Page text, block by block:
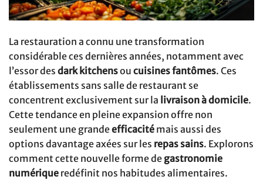
La restauration a connu une transformation
considérable ces dernières années, notamment avec
l’essor des dark kitchensou cuisines fantômes. Ces
établissements sans salle de restaurant se
concentrent exclusivement sur la livraison à domicile.
Cette tendance en pleine expansion offre non
seulement une grandeefficacité mais aussi des
options davantage axées sur les repas sains. Explorons
comment cette nouvelle forme de gastronomie
numérique redéfinit nos habitudes alimentaires.